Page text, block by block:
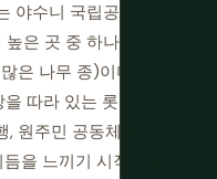
야수니 국립공원은
은 곳 중 하나입니
은 나무 종)이며 와
따라 있는 롯지는
원주민 공동체 방문
을 느끼기 시작하는